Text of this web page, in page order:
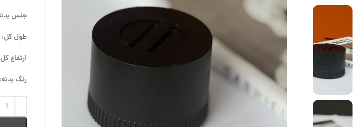
جنس
طول کل: 4.5 سانتی متر
ارتفاع کل: 6.5 سانتی
رنگ